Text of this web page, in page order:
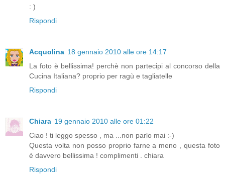
: )
Rispondi
Acquolina 18 gennaio 2010 alle ore 14:17
La foto è bellissima! perchè non partecipi al concorso della
Cucina Italiana? proprio per ragù e tagliatelle
Rispondi
Chiara 19 gennaio 2010 alle ore 01:22
Ciao ! ti leggo spesso , ma ...non parlo mai :-)
Questa volta non posso proprio farne a meno , questa foto
è davvero bellissima ! complimenti . chiara
Rispondi